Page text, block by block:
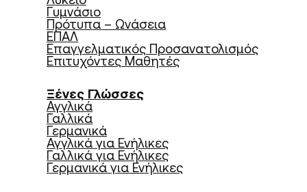
Γυμνάσιο
Πρότυπα – Ωνάσεια
ΕΠΑΛ
Επαγγελματικός Προσανατολισμός
Επιτυχόντες Μαθητές
Ξένες Γλώσσες
Αγγλικά
Γαλλικά
Γερμανικά
Αγγλικά για Ενήλικες
Γαλλικά για Ενήλικες
Γερμανικά για Ενήλικες